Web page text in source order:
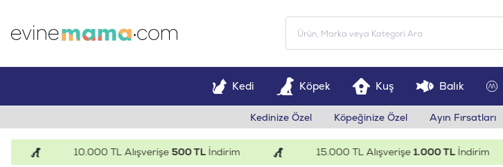
Kedi Köpek Kuş Balık
Kedinize Özel Köpeğinize Özel Ayın Fırsatları
10.000 TL Alışverişe500 TLİndirim 15.000 TL Alışverişe1.000 TLİndirim